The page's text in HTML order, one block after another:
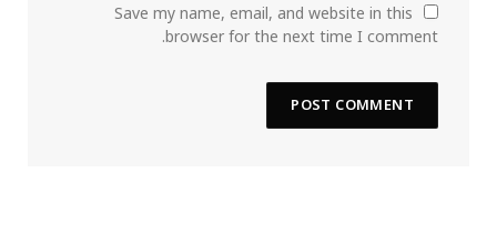
Save my name, email, and website in this
browser for the next time I comment.